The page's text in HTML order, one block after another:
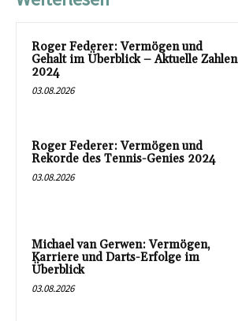
Roger Federer: Vermögen und
Gehalt im Überblick – Aktuelle Zahlen
2024
03.08.2026
Roger Federer: Vermögen und
Rekorde des Tennis-Genies 2024
03.08.2026
Michael van Gerwen: Vermögen,
Karriere und Darts-Erfolge im
Überblick
03.08.2026